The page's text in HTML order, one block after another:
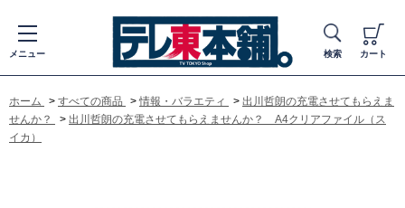
メニュー 検索 カート
ホーム > すべての商品 >情報・バラエティ > 出川哲朗の充電させてもらえま
せんか？
> 出川哲朗の充電させてもらえませんか？ A4クリアファイル（ス
イカ）